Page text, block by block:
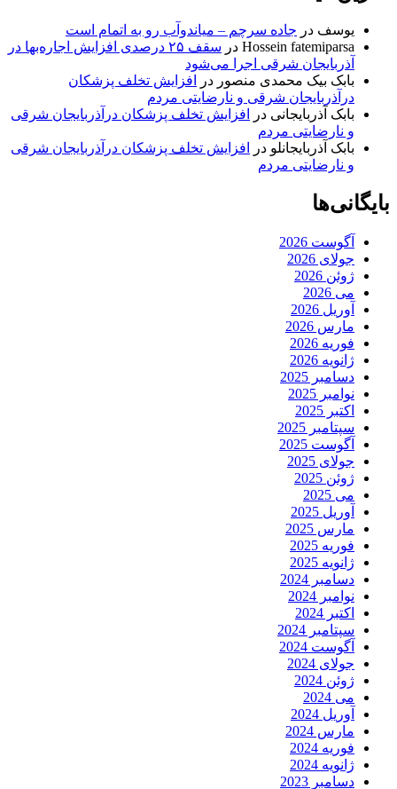
یوسف در جاده سرچم – میاندوآب رو به اتمام است
Hossein fatemiparsa در
سقف ۲۵ درصدی افزایش اجاره‌بها در
آذربایجان شرقی اجرا می‌شود
بابک بیک محمدی منصور در
افزایش تخلف پزشکان
درآذربایجان شرقی و نارضایتی مردم
بابک آذربایجانی در
افزایش تخلف پزشکان درآذربایجان شرقی
و نارضایتی مردم
بابک آذربایجانلو در
افزایش تخلف پزشکان درآذربایجان شرقی
و نارضایتی مردم
بایگانی‌ها
آگوست 2026
جولای 2026
ژوئن 2026
می 2026
آوریل 2026
مارس 2026
فوریه 2026
ژانویه 2026
دسامبر 2025
نوامبر 2025
اکتبر 2025
سپتامبر 2025
آگوست 2025
جولای 2025
ژوئن 2025
می 2025
آوریل 2025
مارس 2025
فوریه 2025
ژانویه 2025
دسامبر 2024
نوامبر 2024
اکتبر 2024
سپتامبر 2024
آگوست 2024
جولای 2024
ژوئن 2024
می 2024
آوریل 2024
مارس 2024
فوریه 2024
ژانویه 2024
دسامبر 2023